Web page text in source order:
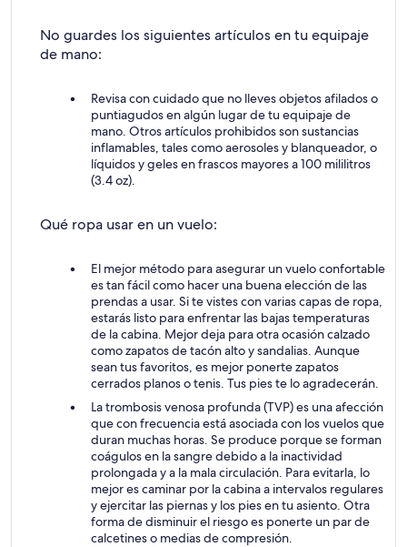
No guardes los siguientes artículos en tu equipaje
de mano:
Revisa con cuidado que no lleves objetos afilados o
puntiagudos en algún lugar de tu equipaje de
mano. Otros artículos prohibidos son sustancias
inflamables, tales como aerosoles y blanqueador, o
líquidos y geles en frascos mayores a 100 mililitros
(3.4 oz).
Qué ropa usar en un vuelo:
El mejor método para asegurar un vuelo confortable
es tan fácil como hacer una buena elección de las
prendas a usar. Si te vistes con varias capas de ropa,
estarás listo para enfrentar las bajas temperaturas
de la cabina. Mejor deja para otra ocasión calzado
como zapatos de tacón alto y sandalias. Aunque
sean tus favoritos, es mejor ponerte zapatos
cerrados planos o tenis. Tus pies te lo agradecerán.
La trombosis venosa profunda (TVP) es una afección
que con frecuencia está asociada con los vuelos que
duran muchas horas. Se produce porque se forman
coágulos en la sangre debido a la inactividad
prolongada y a la mala circulación. Para evitarla, lo
mejor es caminar por la cabina a intervalos regulares
y ejercitar las piernas y los pies en tu asiento. Otra
forma de disminuir el riesgo es ponerte un par de
calcetines o medias de compresión.